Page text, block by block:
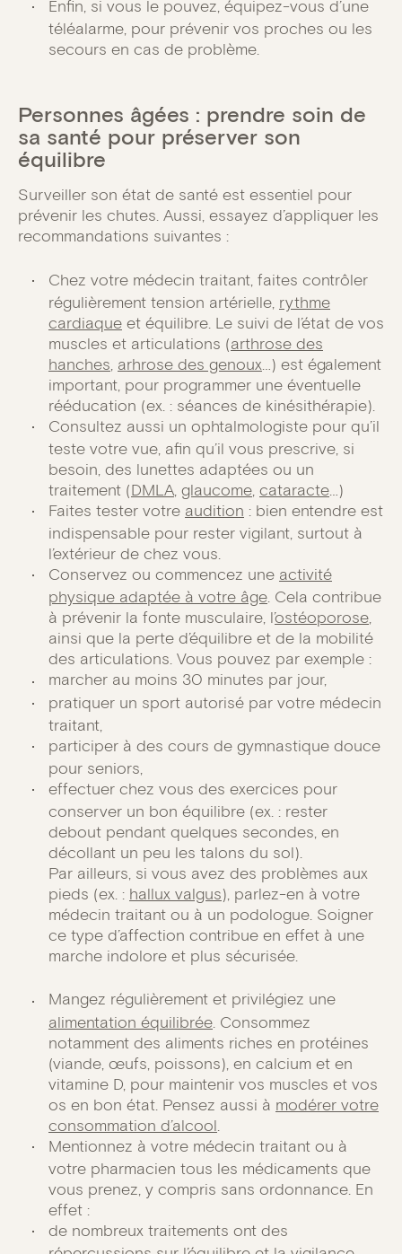
Enfin, si vous le pouvez, équipez-vous d’une
téléalarme, pour prévenir vos proches ou les
secours en cas de problème.
Personnes âgées : prendre soin de
sa santé pour préserver son
équilibre
Surveiller son état de santé est essentiel pour
prévenir les chutes. Aussi, essayez d’appliquer les
recommandations suivantes :
Chez votre médecin traitant, faites contrôler
régulièrement tension artérielle, rythme
cardiaque et équilibre. Le suivi de l’état de vos
muscles et articulations (arthrose des
hanches, arhrose des genoux…) est également
important, pour programmer une éventuelle
rééducation (ex. : séances de kinésithérapie).
Consultez aussi un ophtalmologiste pour qu’il
teste votre vue, afin qu’il vous prescrive, si
besoin, des lunettes adaptées ou un
traitement (DMLA, glaucome, cataracte…)
Faites tester votre audition : bien entendre est
indispensable pour rester vigilant, surtout à
l’extérieur de chez vous.
Conservez ou commencez une activité
physique adaptée à votre âge. Cela contribue
à prévenir la fonte musculaire, l’ostéoporose,
ainsi que la perte d’équilibre et de la mobilité
des articulations. Vous pouvez par exemple :
marcher au moins 30 minutes par jour,
pratiquer un sport autorisé par votre médecin
traitant,
participer à des cours de gymnastique douce
pour seniors,
effectuer chez vous des exercices pour
conserver un bon équilibre (ex. : rester
debout pendant quelques secondes, en
décollant un peu les talons du sol).
Par ailleurs, si vous avez des problèmes aux
pieds (ex. : hallux valgus), parlez-en à votre
médecin traitant ou à un podologue. Soigner
ce type d’affection contribue en effet à une
marche indolore et plus sécurisée.
Mangez régulièrement et privilégiez une
alimentation équilibrée. Consommez
notamment des aliments riches en protéines
(viande, œufs, poissons), en calcium et en
vitamine D, pour maintenir vos muscles et vos
os en bon état. Pensez aussi à modérer votre
consommation d’alcool.
Mentionnez à votre médecin traitant ou à
votre pharmacien tous les médicaments que
vous prenez, y compris sans ordonnance. En
effet :
de nombreux traitements ont des